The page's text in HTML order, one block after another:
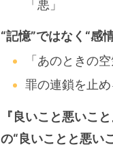
「悪」
“記憶”ではなく“
「あのときの
罪の連鎖を止
『良いこと悪いこ
の“良いことと悪い